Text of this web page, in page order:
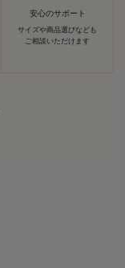
安心のサポート
サイズや商品選びなども
ご相談いただけます